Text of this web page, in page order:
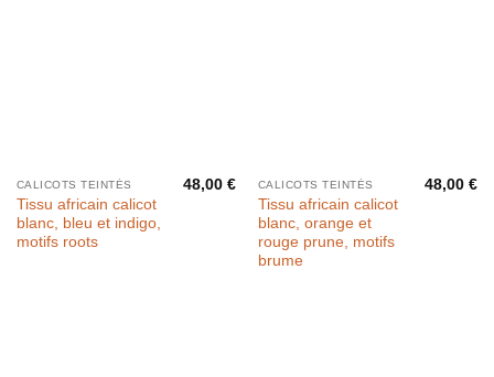
CALICOTS TEINTÉS
Tissu africain calicot
blanc, bleu et indigo,
motifs roots
48,00€ CALICOTS TEINTÉS
Tissu africain calicot
blanc, orange et
rouge prune, motifs
brume
48,00€